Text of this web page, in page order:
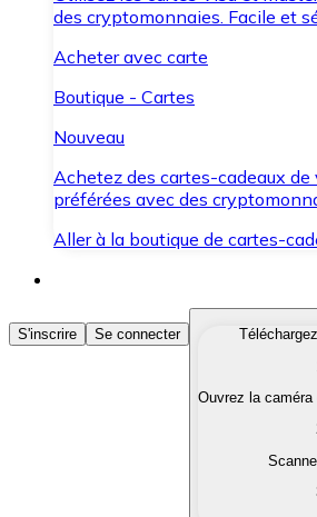
des cryptomonnaies. Facile et
Acheter avec carte
Boutique - Cartes
Nouveau
Achetez des cartes-cadeaux de
préférées avec des
Aller à la boutique de cartes-
Acheter des Cryptomonnaies
Achetez les cryptomonnaies
Convertissez vos
S'inscrire Se connecter
Ouvrez la caméra